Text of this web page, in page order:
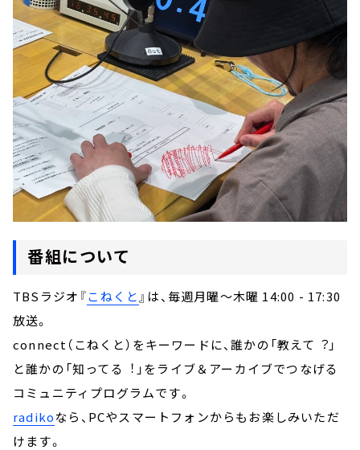
番組について
TBSラジオ『こねくと 』は、毎週月曜～木曜 14:00 - 17:30
放送。
connect（こねくと）をキーワードに、誰かの「教えて︖」
と誰かの「知ってる︕」をライブ＆アーカイブでつなげる
コミュニティプログラムです。
radikoなら、PCやスマートフォンからもお楽しみいただ
けます。